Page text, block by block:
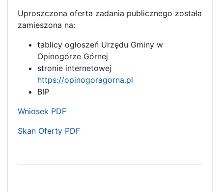
Uproszczona oferta zadania publicznego została
zamieszona na:
tablicy ogłoszeń Urzędu Gminy w
Opinogórze Górnej
stronie internetowej
https://opinogoragorna.pl
BIP
Wniosek PDF
Skan Oferty PDF